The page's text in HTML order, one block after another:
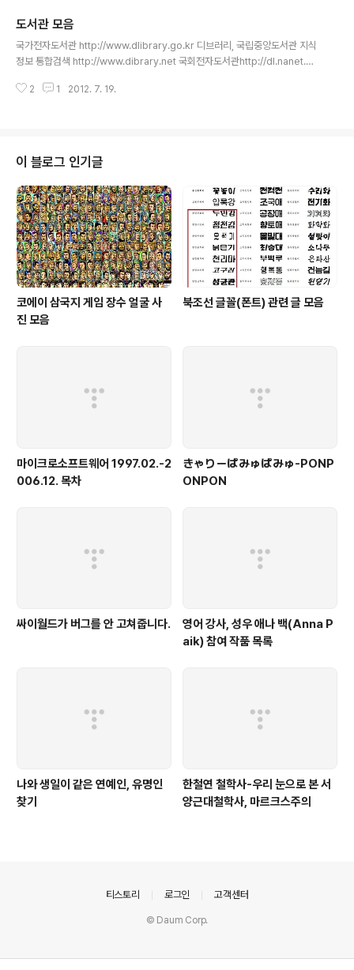
증폭되고 있다. 천 씨의 증언이 비리 의혹에 더욱 힘을 실은
까닭이다. 게다가 13일 현재 '충칭'을 포함해 충칭 미인 대
회와 관련된 단어에 대한 웨이보(중국판 트위터) 검색도 제
고 있다. 미적 감성으로 부패를 탐지할 수 있습니다. 한국
도서관 모음
국가전자도서관 http://www.dlibrary.go.kr 디브러리, 국립중앙도서관 지식
정보 통합검색 http://www.dibrary.net 국회전자도서관http://dl.nanet.g
길잡이http://lib.seoul.go.kr 서울특별시 종합자료관http://src.seoul.go.
서울중구 통합전자도서관htt..
2 1 2012. 7. 19.
이 블로그 인기글
코에이 삼국지 게임 장수 얼굴 사
진 모음
북조선 글꼴(폰트) 관련 글 모음
마이크로소프트웨어 1997.02.-2
006.12. 목차
きゃりーぱみゅぱみゅ-PONP
ONPON
싸이월드가 버그를 안 고쳐줍니다.
영어 강사, 성우 애나 백(Anna P
aik) 참여 작품 목록
나와 생일이 같은 연예인, 유명인
찾기
한철연 철학사-우리 눈으로 본 서
양근대철학사, 마르크스주의
티스토리 로그인 고객센터
© Daum Corp.